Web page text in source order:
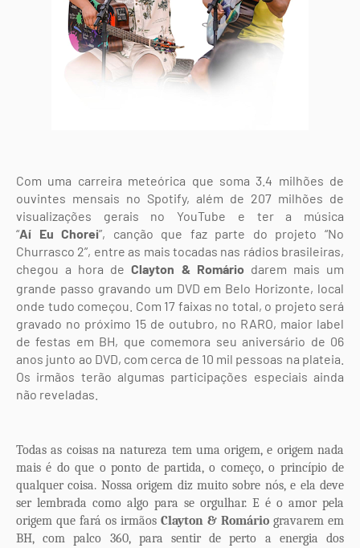
Com uma carreira meteórica que soma 3.4 milhões de
ouvintes mensais no Spotify, além de 207 milhões de
visualizações gerais no YouTube e ter a música
“Aí Eu Chorei”, canção que faz parte do projeto “No
Churrasco 2”, entre as mais tocadas nas rádios brasileiras,
chegou a hora deClayton & Romário darem mais um
grande passo gravando um DVD em Belo Horizonte, local
onde tudo começou. Com 17 faixas no total, o projeto será
gravado no próximo 15 de outubro, no RARO, maior label
de festas em BH, que comemora seu aniversário de 06
anos junto ao DVD, com cerca de 10 mil pessoas na plateia.
Os irmãos terão algumas participações especiais ainda
não reveladas.
Todas as coisas na natureza tem uma origem, e origem nada
mais é do que o ponto de partida, o começo, o princípio de
qualquer coisa. Nossa origem diz muito sobre nós, e ela deve
ser lembrada como algo para se orgulhar. E é o amor pela
origem que fará os irmãos Clayton & Romário gravarem em
BH, com palco 360, para sentir de perto a energia dos